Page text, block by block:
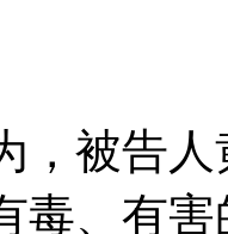
，被告
毒、有